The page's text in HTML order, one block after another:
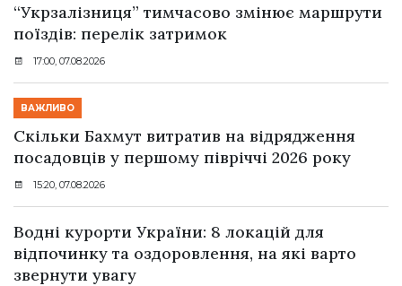
“Укрзалізниця” тимчасово змінює маршрути
поїздів: перелік затримок
17:00, 07.08.2026
ВАЖЛИВО
Скільки Бахмут витратив на відрядження
посадовців у першому півріччі 2026 року
15:20, 07.08.2026
Водні курорти України: 8 локацій для
відпочинку та оздоровлення, на які варто
звернути увагу